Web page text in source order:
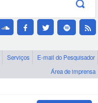
Serviços
E-mail do Pesquisador
Área de imprensa